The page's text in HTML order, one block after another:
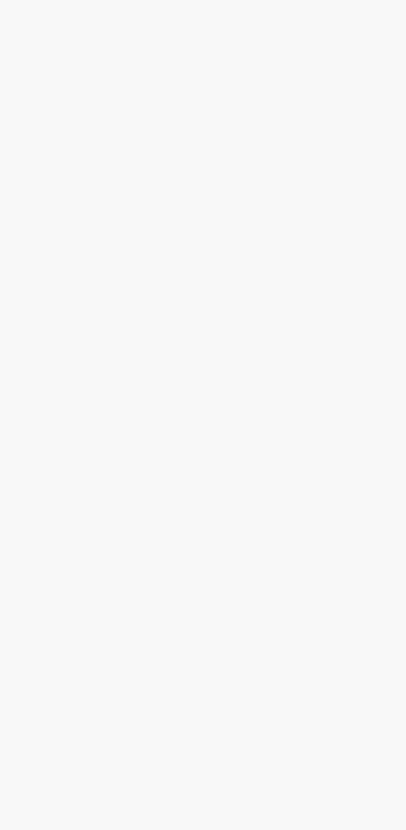
Zu Recht, denn die Horterzieher im Tintenklecks
und Fischeangeln. Auch die Spiele am Schwungtuch und das
Ein großes Dankeschön geht deshalb an die Muttis und Vatis